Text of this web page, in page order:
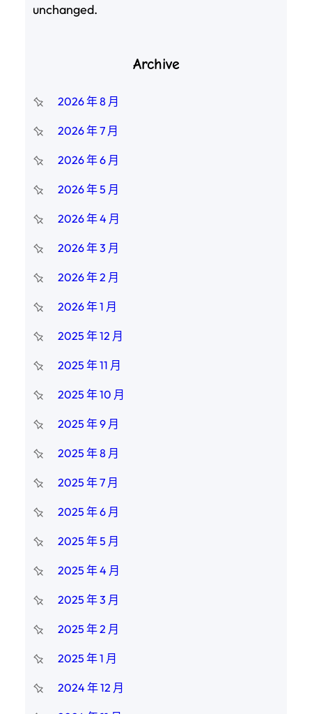
unchanged.
Archive
2026 年 8 月
2026 年 7 月
2026 年 6 月
2026 年 5 月
2026 年 4 月
2026 年 3 月
2026 年 2 月
2026 年 1 月
2025 年 12 月
2025 年 11 月
2025 年 10 月
2025 年 9 月
2025 年 8 月
2025 年 7 月
2025 年 6 月
2025 年 5 月
2025 年 4 月
2025 年 3 月
2025 年 2 月
2025 年 1 月
2024 年 12 月